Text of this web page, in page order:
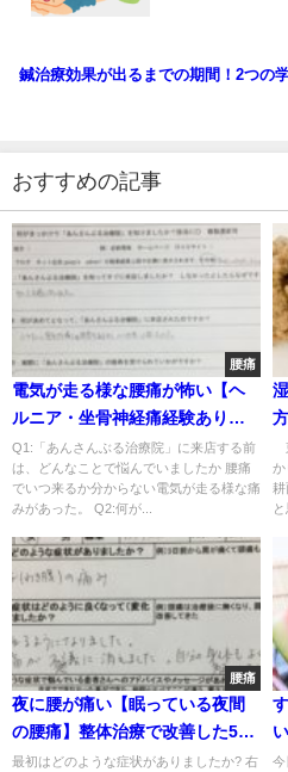
鍼治療効果が出るまでの期間！2つの
おすすめの記事
腰痛
電気が走る様な腰痛が怖い【ヘ
ルニア・坐骨神経痛経験あり】
鍼灸で楽になった1症例
Q1:「あんさんぶる治療院」に来店する前
は、どんなことで悩んでいましたか 腰痛
でいつ来るか分からない電気が走る様な痛
みがあった。 Q2:何が...
か
耕
腰痛
夜に腰が痛い【眠っている夜間
の腰痛】整体治療で改善した50
代女性1症例
最初はどのような症状がありましたか? 右
今